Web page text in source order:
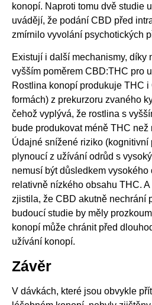
konopí. Naproti tomu dvě studie
uvádějí, že podání CBD před
zmírnilo vyvolání psychotických
Existují i další mechanismy, díky
vyšším poměrem CBD:THC pro
Rostlina konopí produkuje THC
formách) z prekurzoru zvaného
čehož vyplývá, že rostlina s
bude produkovat méně THC
Údajné snížené riziko (kognitivní
plynoucí z užívání odrůd s
nemusí být důsledkem
relativně nízkého obsahu THC.
zjistila, že CBD akutně nechrání
budoucí studie by měly
konopí může chránit před
užívání konopí.
Závěr
V dávkách, které jsou obvykle